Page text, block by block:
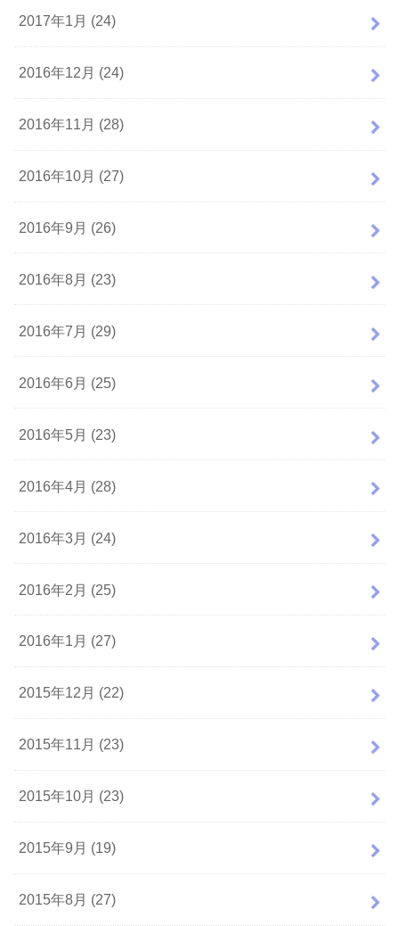
2017年1月 (24)
2016年12月 (24)
2016年11月 (28)
2016年10月 (27)
2016年9月 (26)
2016年8月 (23)
2016年7月 (29)
2016年6月 (25)
2016年5月 (23)
2016年4月 (28)
2016年3月 (24)
2016年2月 (25)
2016年1月 (27)
2015年12月 (22)
2015年11月 (23)
2015年10月 (23)
2015年9月 (19)
2015年8月 (27)